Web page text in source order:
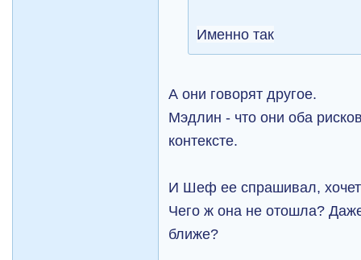
Именно так
А они говорят другое.
Мэдлин - что они оба
контексте.
И Шеф ее спрашивал,
Чего ж она не отошла?
ближе?